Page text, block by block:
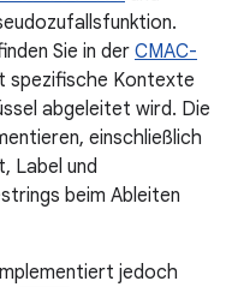
Sie in der CMAC-
spezifische Kontexte
abgeleitet wird. Die
einschließlich
Label und
beim Ableiten
jedoch